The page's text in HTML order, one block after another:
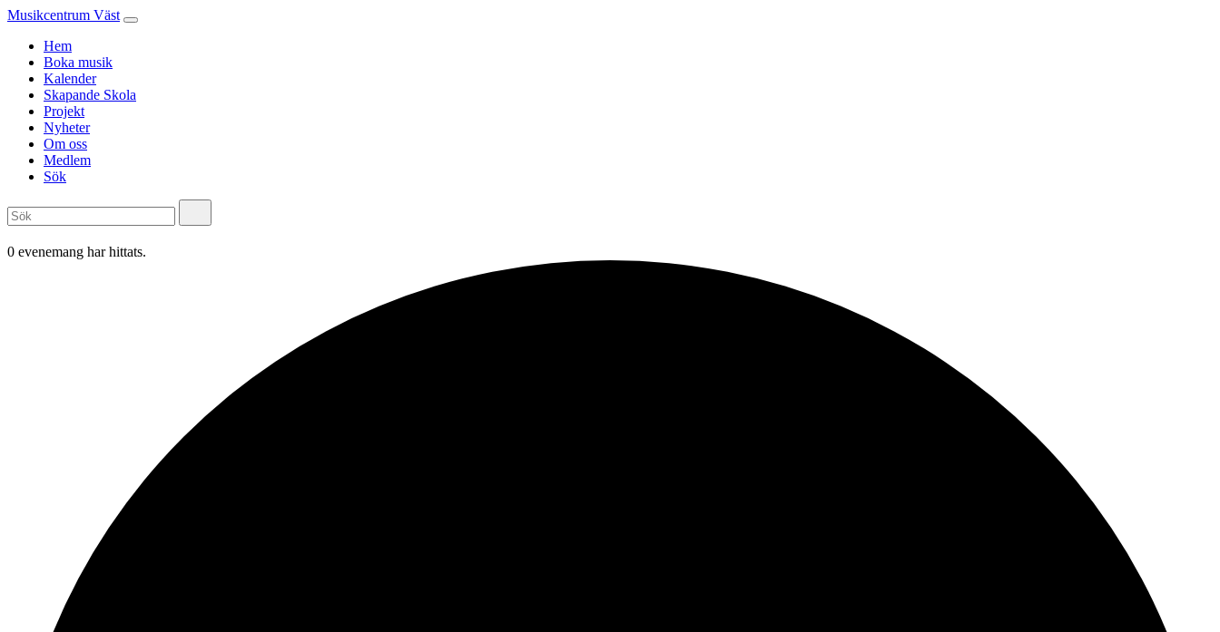
Musikcentrum Väst
Hem
Boka musik
Kalender
Skapande Skola
Projekt
Nyheter
Om oss
Medlem
Sök
0 evenemang har hittats.